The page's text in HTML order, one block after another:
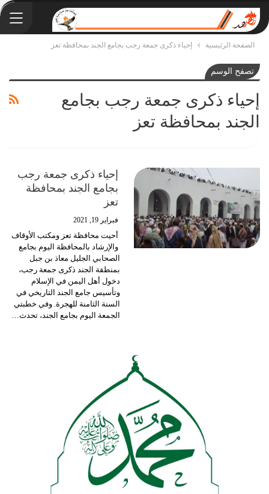
الصفحة الرئيسية إحياء ذكرى جمعة رجب بجامع الجند بمحافظة تعز
تصفح الوسم
إحياء ذكرى جمعة رجب بجامع
الجند بمحافظة تعز
إحياء ذكرى جمعة رجب
بجامع الجند بمحافظة
تعز
فبراير 19, 2021
أحيت محافظة تعز ومكتب الأوقاف
والإرشاد بالمحافظة اليوم بجامع
الصحابي الجليل معاذ بن جبل
بمنطقة الجند ذكرى جمعة رجب،
دخول أهل اليمن في الإسلام
وتأسيس جامع الجند التاريخي في
السنة الثامنة للهجرة. وفي خطبتي
الجمعة اليوم بجامع الجند، تحدث…